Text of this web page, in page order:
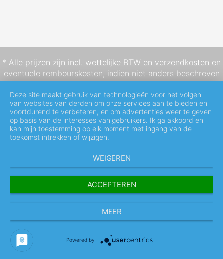
* Alle prijzen zijn incl. wettelijke BTW en verzendkosten en
eventuele rembourskosten, indien niet anders beschreven
Deze site maakt gebruik van technologieën voor het volgen
van websites van derden om onze services aan te bieden en
voortdurend te verbeteren, en om advertenties weer te geven
op basis van de interesses van gebruikers. Ik ga akkoord en
kan mijn toestemming op elk moment met ingang van de
toekomst intrekken of wijzigen.
WEIGEREN
ACCEPTEREN
MEER
Powered by